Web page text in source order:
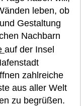
leben, ob
Gestaltung
Nachbarn
auf der Insel
zahlreiche
aus aller Welt
zu begrüßen.